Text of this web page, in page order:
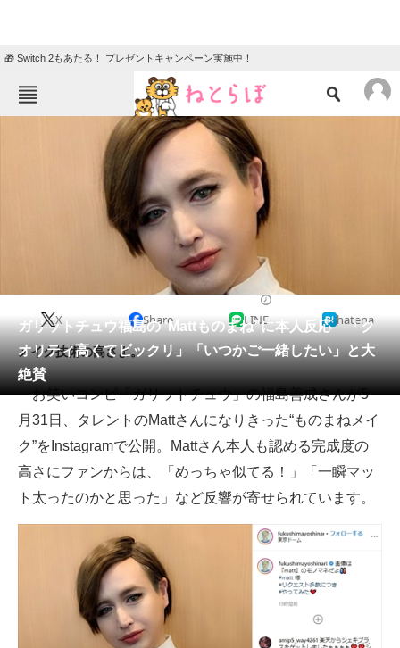
🎁 Switch 2もあたる！ プレゼントキャンペーン実施中！
ねとらぼメニュー
ニュース
クイズ
教育・育児
リサーチ
会員記事
メディア
注目記事を集めた総合ページ
ITの今と未来を見通す
スマホと通信の最新トレンド
好きが集まる 比べて選べる
ビジネスと働き方のヒント
AI活用のいまが分かる
ガリットチュウ福島の“Mattものまね”に本人反応 「ク
オリティ高くてビックリ」「いつかご一緒したい」と大
絶賛
X Share LINE hatena
メイク技術の高さよ。
お笑いコンビ「ガリットチュウ」の福島善成さんが5
月31日、タレントのMattさんになりきった“ものまねメイ
ク”をInstagramで公開。Mattさん本人も認める完成度の
高さにファンからは、「めっちゃ似てる！」「一瞬マッ
ト太ったのかと思った」など反響が寄せられています。